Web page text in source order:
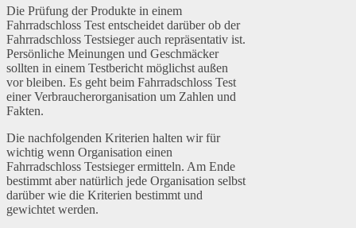
Die Prüfung der Produkte in einem
Fahrradschloss Test entscheidet darüber ob der
Fahrradschloss Testsieger auch repräsentativ ist.
Persönliche Meinungen und Geschmäcker
sollten in einem Testbericht möglichst außen
vor bleiben. Es geht beim Fahrradschloss Test
einer Verbraucherorganisation um Zahlen und
Fakten.
Die nachfolgenden Kriterien halten wir für
wichtig wenn Organisation einen
Fahrradschloss Testsieger ermitteln. Am Ende
bestimmt aber natürlich jede Organisation selbst
darüber wie die Kriterien bestimmt und
gewichtet werden.